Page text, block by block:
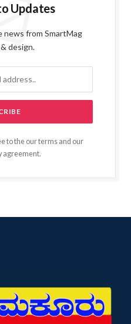
Updates
from SmartMag
design.
to the our terms and our
agreement.